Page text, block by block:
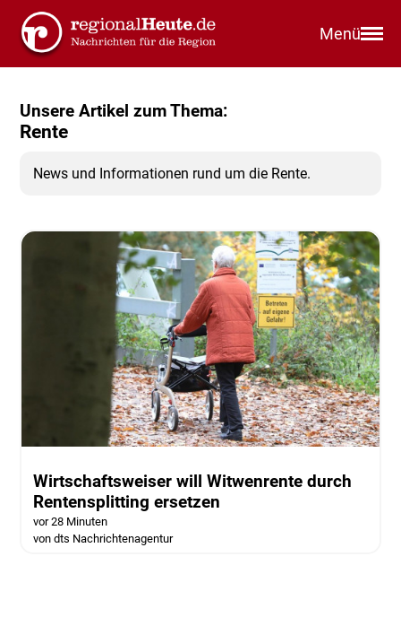
Menü
Unsere Artikel zum Thema:
Rente
News und Informationen rund um die Rente.
Wirtschaftsweiser will Witwenrente durch
Rentensplitting ersetzen
vor 28 Minuten
von dts Nachrichtenagentur